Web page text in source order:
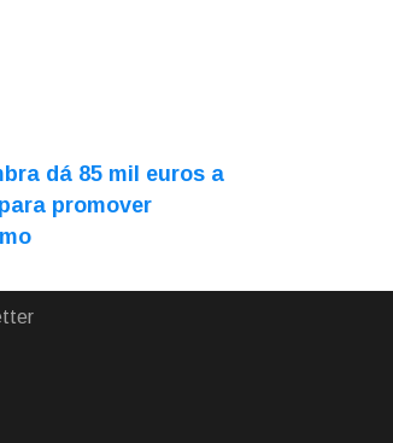
dá 85 mil euros a
promover